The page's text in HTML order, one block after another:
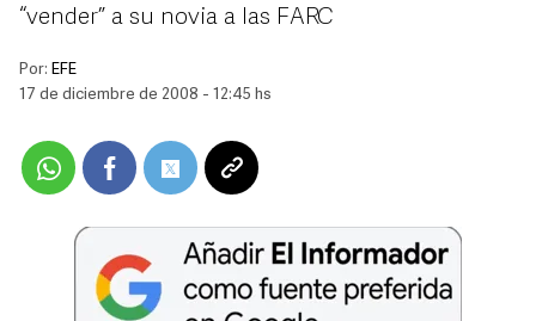
“vender” a su novia a las FARC
Por: EFE
17 de diciembre de 2008 - 12:45 hs